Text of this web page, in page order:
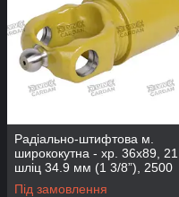
Радіально-штифтова м.
ширококутна - хр. 36х89, 21
шліц 34.9 мм (1 3/8”), 2500
Нм (RCWAJ3689-21-2500)
Під замовлення